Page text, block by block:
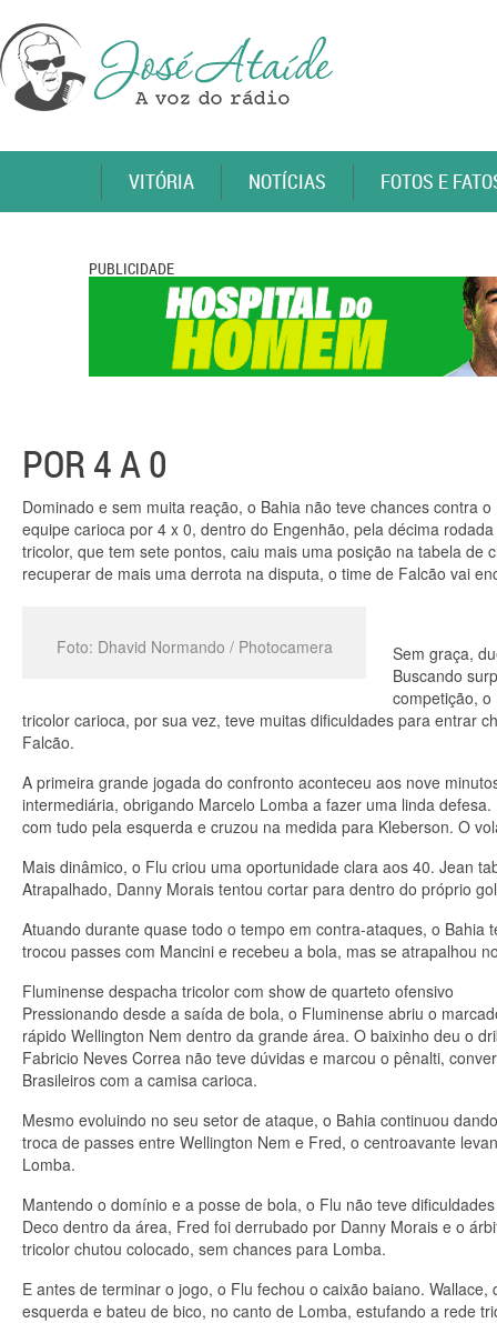
VITÓRIA NOTÍCIAS FOTOS E
PUBLICIDADE
POR 4 A 0
Dominado e sem muita reação, o Bahia não teve chances contra
equipe carioca por 4 x 0, dentro do Engenhão, pela décima
tricolor, que tem sete pontos, caiu mais uma posição na tabela
recuperar de mais uma derrota na disputa, o time de Falcão vai
Foto: Dhavid Normando / Photocamera
Sem graça,
Buscando
competição,
tricolor carioca, por sua vez, teve muitas dificuldades para entrar
Falcão.
A primeira grande jogada do confronto aconteceu aos nove
intermediária, obrigando Marcelo Lomba a fazer uma linda
com tudo pela esquerda e cruzou na medida para Kleberson. O
Mais dinâmico, o Flu criou uma oportunidade clara aos 40. Jean
Atrapalhado, Danny Morais tentou cortar para dentro do próprio
Atuando durante quase todo o tempo em contra-ataques, o
trocou passes com Mancini e recebeu a bola, mas se atrapalhou
Fluminense despacha tricolor com show de quarteto ofensivo
Pressionando desde a saída de bola, o Fluminense abriu o
rápido Wellington Nem dentro da grande área. O baixinho deu o
Fabricio Neves Correa não teve dúvidas e marcou o pênalti,
Brasileiros com a camisa carioca.
Mesmo evoluindo no seu setor de ataque, o Bahia continuou
troca de passes entre Wellington Nem e Fred, o centroavante
Lomba.
Mantendo o domínio e a posse de bola, o Flu não teve
Deco dentro da área, Fred foi derrubado por Danny Morais e o
tricolor chutou colocado, sem chances para Lomba.
E antes de terminar o jogo, o Flu fechou o caixão baiano.
esquerda e bateu de bico, no canto de Lomba, estufando a rede